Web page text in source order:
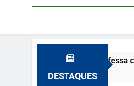
DESTAQUES
e vizinho confessa crime em